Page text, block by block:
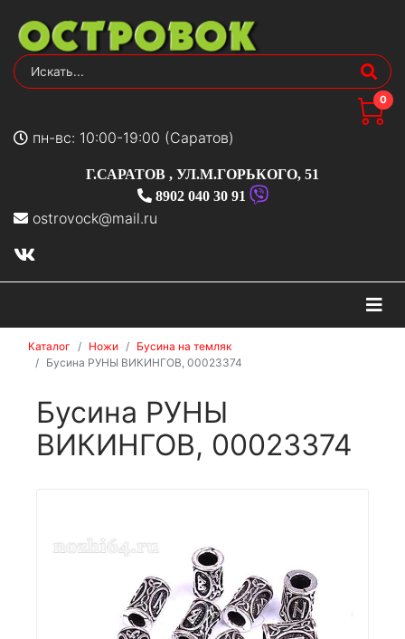
0
пн-вс: 10:00-19:00 (Саратов)
Г.САРАТОВ , УЛ.М.ГОРЬКОГО, 51
8902 040 30 91
ostrovock@mail.ru
Каталог Ножи
Бусина на темляк
Бусина РУНЫ ВИКИНГОВ, 00023374
Бусина РУНЫ
ВИКИНГОВ, 00023374